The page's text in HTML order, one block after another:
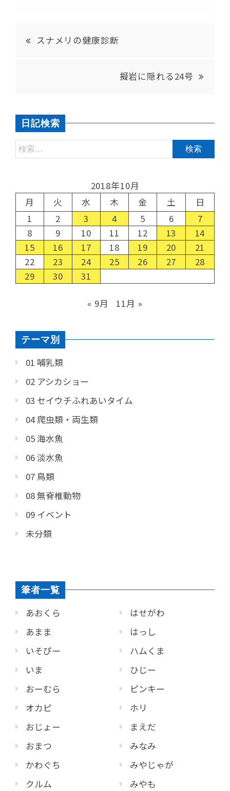
スナメリの健康診断
擬岩に隠れる24号
日記検索
2018年10月
月
火 水 木 金 土
日
1
2 3 4 5 6
7
8
9 10 11 12 13
14
15
16 17 18 19 20
21
22
23 24 25 26 27
28
29
30 31
« 9月 11月 »
テーマ別
01 哺乳類
02 アシカショー
03 セイウチふれあいタイム
04 爬虫類・両生類
05 海水魚
06 淡水魚
07 鳥類
08 無脊椎動物
09 イベント
未分類
筆者一覧
あおくら
あまま
いそぴー
いま
おーむら
オカピ
おじょー
おまつ
かわぐち
クルム
はせがわ
はっし
ハムくま
ひじー
ピンキー
ホリ
まえだ
みなみ
みやじゃが
みやも